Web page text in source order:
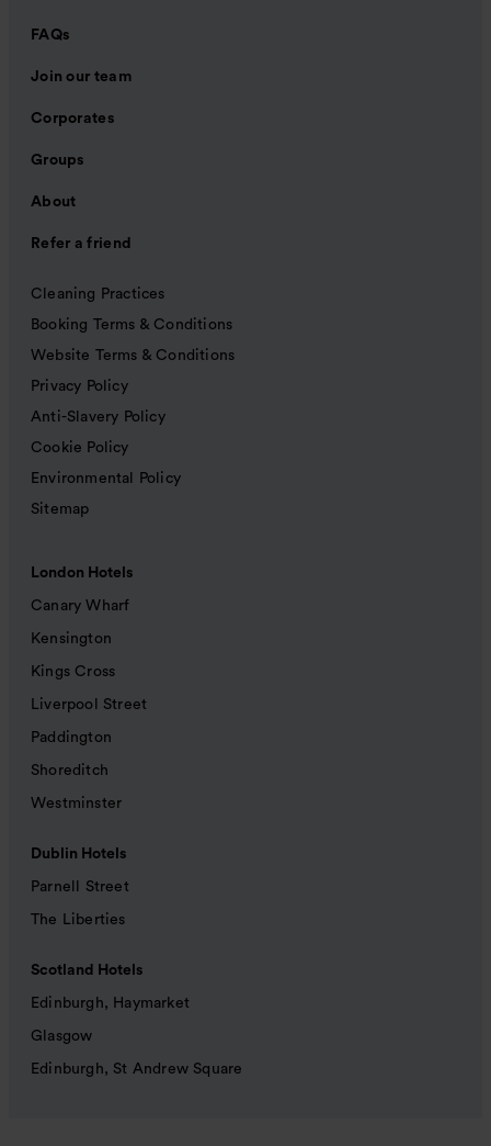
FAQs
Join our team
Corporates
Groups
About
Refer a friend
Cleaning Practices
Booking Terms & Conditions
Website Terms & Conditions
Privacy Policy
Anti-Slavery Policy
Cookie Policy
Environmental Policy
Sitemap
London Hotels
Canary Wharf
Kensington
Kings Cross
Liverpool Street
Paddington
Shoreditch
Westminster
Dublin Hotels
Parnell Street
The Liberties
Scotland Hotels
Edinburgh, Haymarket
Glasgow
Edinburgh, St Andrew Square